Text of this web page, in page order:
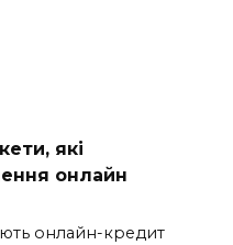
які
онлайн
онлайн-кредит